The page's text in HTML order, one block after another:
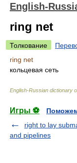
English-
ring net
Толкование
ring net
кольцевая сеть
English-Russian dictionary
Игры ⚽
right to lay
and pipelines